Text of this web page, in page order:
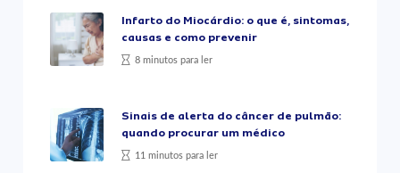
Infarto do Miocárdio: o que é, sintomas,
causas e como prevenir
8 minutos para ler
Sinais de alerta do câncer de pulmão:
quando procurar um médico
11 minutos para ler